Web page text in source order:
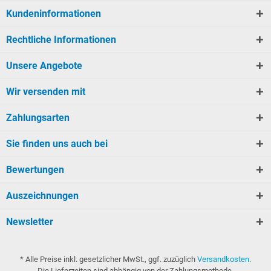
Kundeninformationen
Rechtliche Informationen
Unsere Angebote
Wir versenden mit
Zahlungsarten
Sie finden uns auch bei
Bewertungen
Auszeichnungen
Newsletter
* Alle Preise inkl. gesetzlicher MwSt., ggf. zuzüglich Versandkosten.